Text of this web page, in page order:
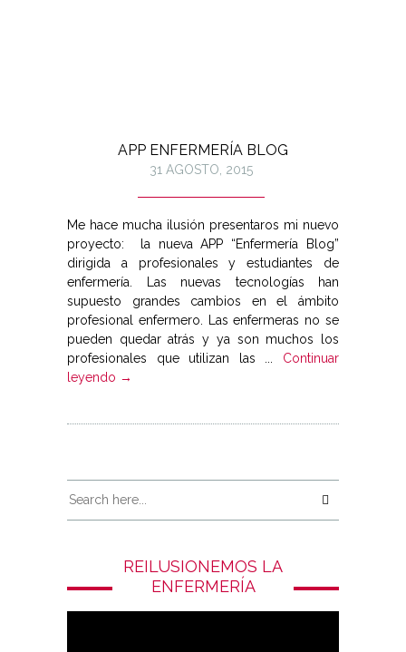
APP ENFERMERÍA BLOG
31 AGOSTO, 2015
Me hace mucha ilusión presentaros mi nuevo
proyecto: la nueva APP “Enfermería Blog”
dirigida a profesionales y estudiantes de
enfermería. Las nuevas tecnologías han
supuesto grandes cambios en el ámbito
profesional enfermero. Las enfermeras no se
pueden quedar atrás y ya son muchos los
profesionales que utilizan las ... Continuar
leyendo →
REILUSIONEMOS LA
ENFERMERÍA